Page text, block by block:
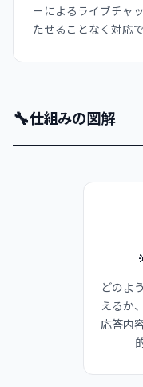
ーによるライブチャ
たせることなく対応で
🔧仕組みの図解
どのよ
えるか
応答内